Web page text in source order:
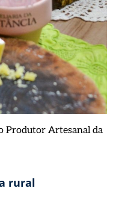
Produtor Artesanal da
rural